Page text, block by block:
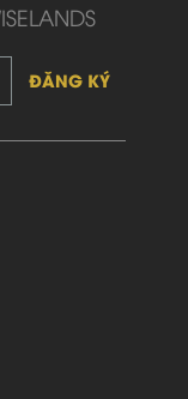
ĐĂNG KÝ